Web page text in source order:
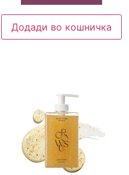
Додади во кошничка